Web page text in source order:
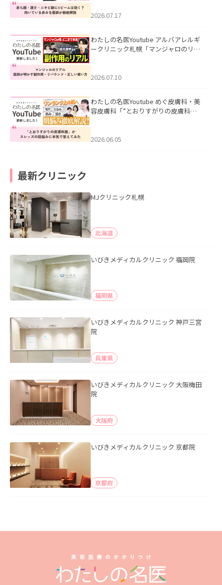
した。
2026.07.17
わたしの名医Youtube アルバアレルギ
ークリニック札幌「マンジャロのリア
た。
2026.07.10
わたしの名医Youtube めぐ皮膚科・美
容皮膚科「”とおりすがりの皮膚科
2026.06.05
最新クリニック
MJクリニック札幌
北海道
いびきメディカルクリニック 福岡院
福岡県
いびきメディカルクリニック 神戸三宮
院
兵庫県
いびきメディカルクリニック 大阪梅田
院
大阪府
いびきメディカルクリニック 京都院
京都府